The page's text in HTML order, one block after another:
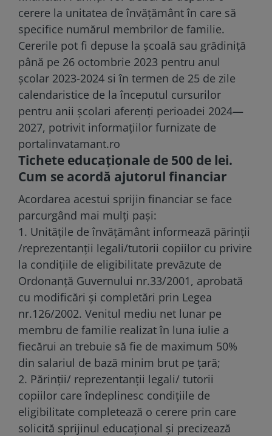
cerere la unitatea de învățământ în care să
specifice numărul membrilor de familie.
Cererile pot fi depuse la școală sau grădiniță
până pe 26 octombrie 2023 pentru anul
școlar 2023-2024 si în termen de 25 de zile
calendaristice de la începutul cursurilor
pentru anii școlari aferenți perioadei 2024—
2027, potrivit informațiilor furnizate de
portalinvatamant.ro
Tichete educaționale de 500 de lei.
Cum se acordă ajutorul financiar
Acordarea acestui sprijin financiar se face
parcurgând mai mulți pași:
1. Unitățile de învățământ informează părinții
/reprezentanții legali/tutorii copiilor cu privire
la condițiile de eligibilitate prevăzute de
Ordonanță Guvernului nr.33/2001, aprobată
cu modificări și completări prin Legea
nr.126/2002. Venitul mediu net lunar pe
membru de familie realizat în luna iulie a
fiecărui an trebuie să fie de maximum 50%
din salariul de bază minim brut pe țară;
2. Părinții/ reprezentanții legali/ tutorii
copiilor care îndeplinesc condițiile de
eligibilitate completează o cerere prin care
solicită sprijinul educațional și precizează